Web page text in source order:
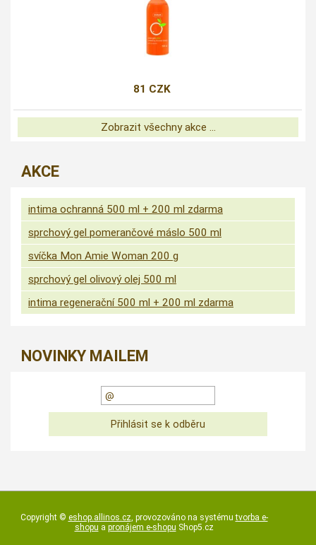
81 CZK
Zobrazit všechny akce ...
AKCE
intima ochranná 500 ml + 200 ml zdarma
sprchový gel pomerančové máslo 500 ml
svíčka Mon Amie Woman 200 g
sprchový gel olivový olej 500 ml
intima regenerační 500 ml + 200 ml zdarma
NOVINKY MAILEM
Copyright © eshop.allinos.cz, provozováno na systémutvorba e-
shopu a pronájem e-shopu Shop5.cz